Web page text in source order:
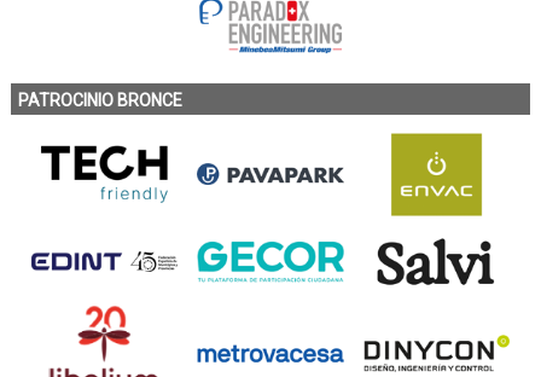
PATROCINIO BRONCE